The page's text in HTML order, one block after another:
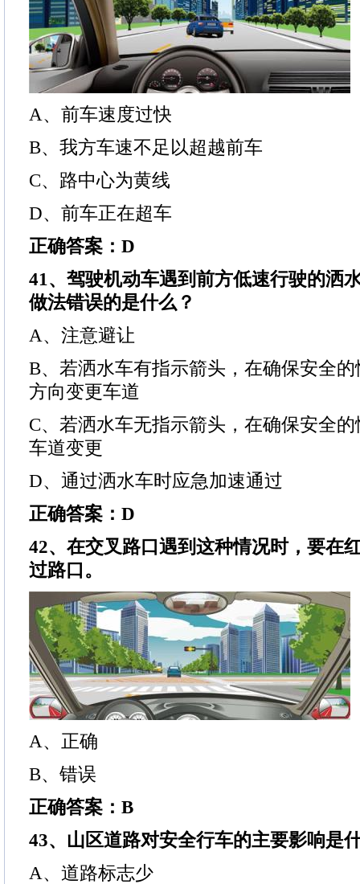
A、前车速度过快
B、我方车速不足以超越前车
C、路中心为黄线
D、前车正在超车
正确答案：D
41、驾驶机动车遇到前方低速行驶的洒
做法错误的是什么？
A、注意避让
B、若洒水车有指示箭头，在确保安全
方向变更车道
C、若洒水车无指示箭头，在确保安全
车道变更
D、通过洒水车时应急加速通过
正确答案：D
42、在交叉路口遇到这种情况时，要在
过路口。
A、正确
B、错误
正确答案：B
43、山区道路对安全行车的主要影响是
A、道路标志少